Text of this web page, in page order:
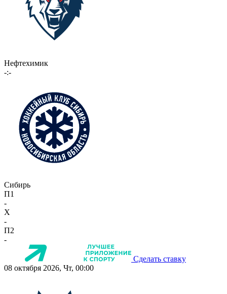
Нефтехимик
-:-
Сибирь
П1
-
X
-
П2
-
Сделать ставку
08 октября 2026, Чт, 00:00